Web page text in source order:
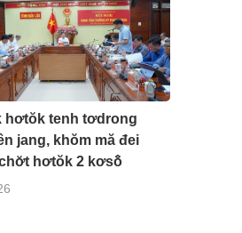
hơtŏk tenh tơdrong
jang, khŏm mă đei
hơtŏk 2 kơsô̆